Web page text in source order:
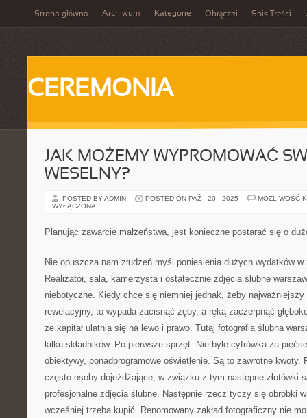
Strona główna Archiwum Kategorie Obrączki Spis Treści
CEREMONIA
JAK MOŻEMY WYPROMOWAĆ
WESELNY?
POSTED BY ADMIN POSTED ON PAŹ - 20 - 2025
MOŻLIWOŚĆ
WYŁĄCZONA
Planując zawarcie małżeństwa, jest konieczne postarać się o
Nie opuszcza nam złudzeń myśl poniesienia dużych wydatków
Realizator, sala, kamerzysta i ostatecznie zdjęcia ślubne
niebotyczne. Kiedy chce się niemniej jednak, żeby najważniejszy
rewelacyjny, to wypada zacisnąć zęby, a ręką zaczerpnąć
że kapitał ulatnia się na lewo i prawo. Tutaj fotografia ślubna
kilku składników. Po pierwsze sprzęt. Nie byle cyfrówka za
obiektywy, ponadprogramowe oświetlenie. Są to zawrotne kwoty.
często osoby dojeżdżające, w związku z tym następne złotówki
profesjonalne zdjęcia ślubne. Następnie rzecz tyczy się obróbki
wcześniej trzeba kupić. Renomowany zakład fotograficzny nie